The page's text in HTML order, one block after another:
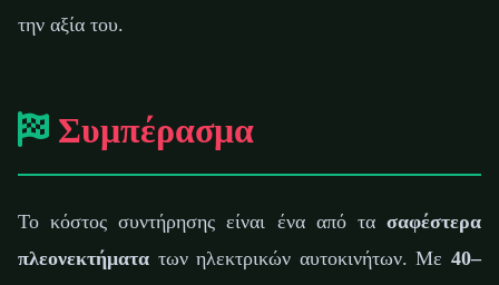
την αξία του.
Συμπέρασμα
Το κόστος συντήρησης είναι ένα από τα σαφέστερα
πλεονεκτήματα των ηλεκτρικών αυτοκινήτων. Με 40–